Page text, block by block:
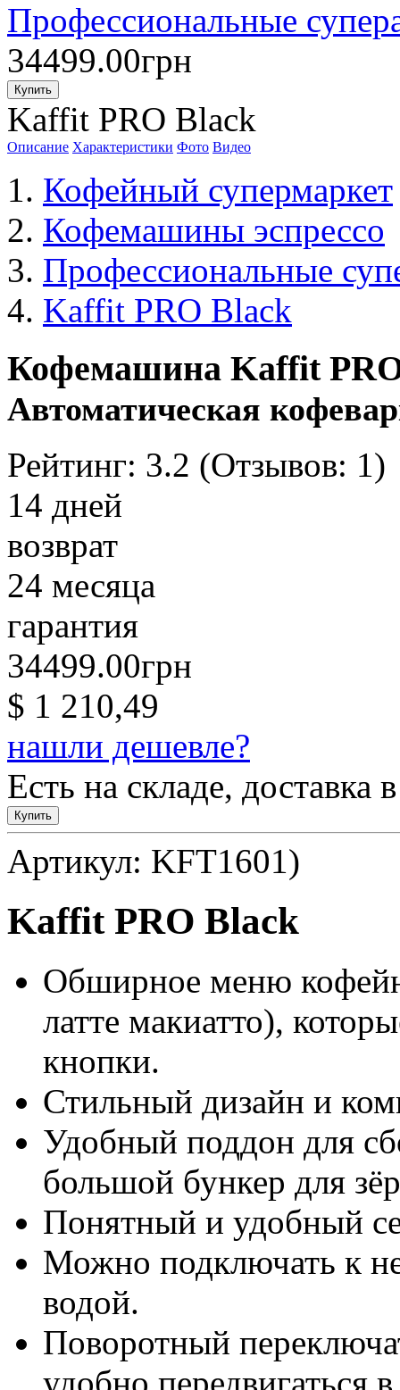
Профессиональные
34499.00грн
Купить
Kaffit PRO Black
Описание Характеристики Фото Видео
Кофейный супермаркет
Кофемашины эспрессо
Профессиональные
Kaffit PRO Black
Кофемашина Kaffit
Автоматическая
Рейтинг: 3.2 (Отзывов: 1)
14 дней
возврат
24 месяца
гарантия
34499.00грн
$ 1 210,49
нашли дешевле?
Есть на складе, доставка
Купить
Артикул: KFT1601)
Kaffit PRO Black
Обширное меню
латте макиатто),
кнопки.
Стильный дизайн и
Удобный поддон для
большой бункер для
Понятный и удобный
Можно подключать к
водой.
Поворотный